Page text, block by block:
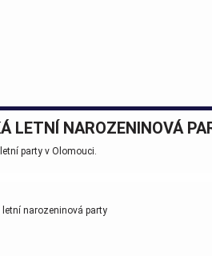
LETNÍ NAROZENINOVÁ
party v Olomouci.